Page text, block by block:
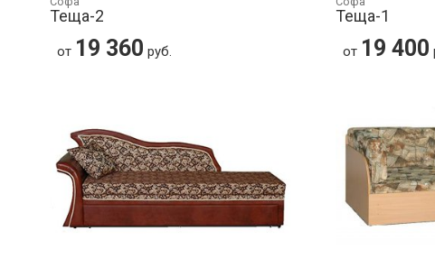
Теща-2
от 19 360 руб.
Теща-1
от 19 400